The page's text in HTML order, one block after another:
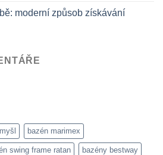
moderní způsob získávání
bazén marimex
swing frame ratan bazény bestway